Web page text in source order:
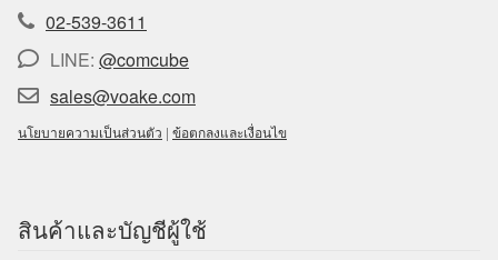
02-539-3611
LINE: @comcube
sales@voake.com
นโยบายความเป็นส่วนตัว | ข้อตกลงและเงื่อนไข
สินค้าและบัญชีผู้ใช้